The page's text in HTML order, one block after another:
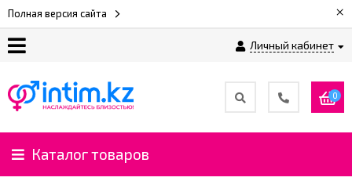
Полная версия сайта ×
Личный кабинет
нас
Доставка
и
0
Каталог товаров